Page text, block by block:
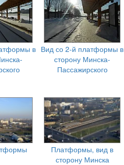
в Вид со 2-й платформы в
сторону Минска-
Пассажирского
Платформы, вид в
сторону Минска